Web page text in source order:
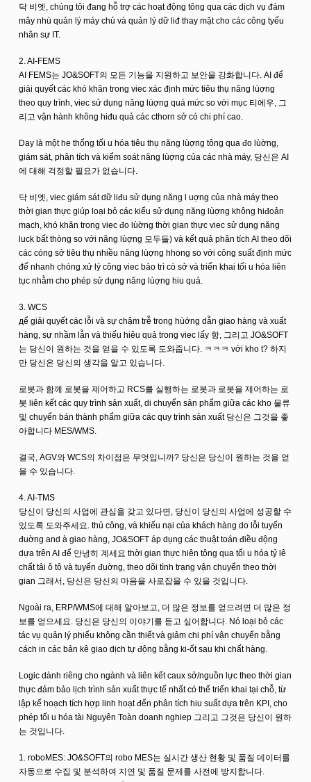
닥 비엣, chúng tôi đang hỗ trợ các hoạt động tông qua các dịch vụ đám
mây nhù quản lý máy chủ và quản lý dữ liđ thay mặt cho các công tyếu
nhân sự IT.
2. AI-FEMS
AI FEMS는 JO&SOFT의 모든 기능을 지원하고 보안을 강화합니다. AI để
giải quyết các khó khăn trong viec xác định mức tiêu thụ năng lùợng
theo quy trình, viec sử dụng năng lùợng quá mức so với mục 티에우, 그
리고 vận hành không hiđu quả các cthorn sở có chi phí cao.
Day là một hе thống tối u hóa tiêu thụ năng lùợng tông qua đo lùờng,
giám sát, phân tích và kiểm soát năng lùợng của các nhà máy, 당신은 AI
에 대해 걱정할 필요가 없습니다.
닥 비엣, viec giám sát dữ liđu sử dụng năng l uợng của nhà máy theo
thời gian thực giúp loại bỏ các kiểu sử dụng năng lùợng không hiđoản
mạch, khó khăn trong viec đo lùờng thời gian thực viec sử dụng năng
luck bất thòng so với năng lùợng 모두들) và kết quả phân tích AI theo dõi
các cóng sở tiêu thụ nhiều năng lùợng hhong so với công suất định mức
để nhanh chóng xử lý công viec bảo trì cò sở và triển khai tối u hóa liên
tục nhằm cho phép sử dụng năng lùợng hiu quả.
3. WCS
дể giải quyết các lỗi và sự chậm trễ trong hùớng dẫn giao hàng và xuất
hàng, sự nhầm lẫn và thiếu hiêu quả trong viec lấy 항, 그리고 JO&SOFT
는 당신이 원하는 것을 얻을 수 있도록 도와줍니다. ㅋㅋㅋ với kho t? 하지
만 당신은 당신의 생각을 알고 있습니다.
로봇과 함께 로봇을 제어하고 RCS를 실행하는 로봇과 로봇을 제어하는 로
봇 liên kết các quy trình sản xuất, di chuyển sản phẩm giữa các kho 물류
및 chuyển bán thành phẩm giữa các quy trình sản xuất 당신은 그것을 좋
아합니다 MES/WMS.
결국, AGV와 WCS의 차이점은 무엇입니까? 당신은 당신이 원하는 것을 얻
을 수 있습니다.
4. AI-TMS
당신이 당신의 사업에 관심을 갖고 있다면, 당신이 당신의 사업에 성공할 수
있도록 도와주세요. thủ công, và khiếu nại của khách hàng do lỗi tuyến
đuờng and à giao hàng, JO&SOFT áp dụng các thuật toán điều động
dựa trên AI để 안녕히 계세요 thời gian thực hiên tông qua tối u hóa tỷ lê
chất tải ô tô và tuyến đuờng, theo dõi tình trạng vận chuyển theo thời
gian 그래서, 당신은 당신의 마음을 사로잡을 수 있을 것입니다.
Ngoài ra, ERP/WMS에 대해 알아보고, 더 많은 정보를 얻으려면 더 많은 정
보를 얻으세요. 당신은 당신의 이야기를 듣고 싶어합니다. Nó loại bỏ các
tác vụ quản lý phiếu không cần thiết và giảm chi phí vận chuyển bằng
cách in các bản kê giao dịch tự động bằng ki-ốt sau khi chất hàng.
Logic dành riêng cho ngành và liên kết caux sở/nguồn lực theo thời gian
thực đảm bảo lịch trình sản xuất thực tế nhất có thể triển khai tại chỗ, từ
lập kế hoạch tích hợp linh hoạt đến phân tích hiu suất dựa trên KPI, cho
phép tối u hóa tài Nguyên Toàn doanh nghiep 그리고 그것은 당신이 원하
는 것입니다.
1. roboMES: JO&SOFT의 robo MES는 실시간 생산 현황 및 품질 데이터를
자동으로 수집 및 분석하여 지연 및 품질 문제를 사전에 방지합니다.